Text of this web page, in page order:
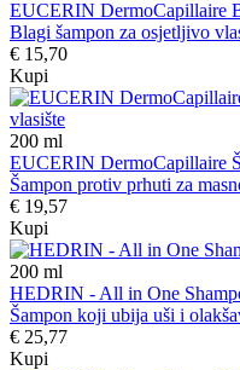
EUCERIN DermoCapillaire
Blagi šampon za osjetljivo
€ 15,70
Kupi
200 ml
EUCERIN DermoCapillaire
Šampon protiv prhuti za
€ 19,57
Kupi
200 ml
HEDRIN - All in One
Šampon koji ubija uši i
€ 25,77
Kupi